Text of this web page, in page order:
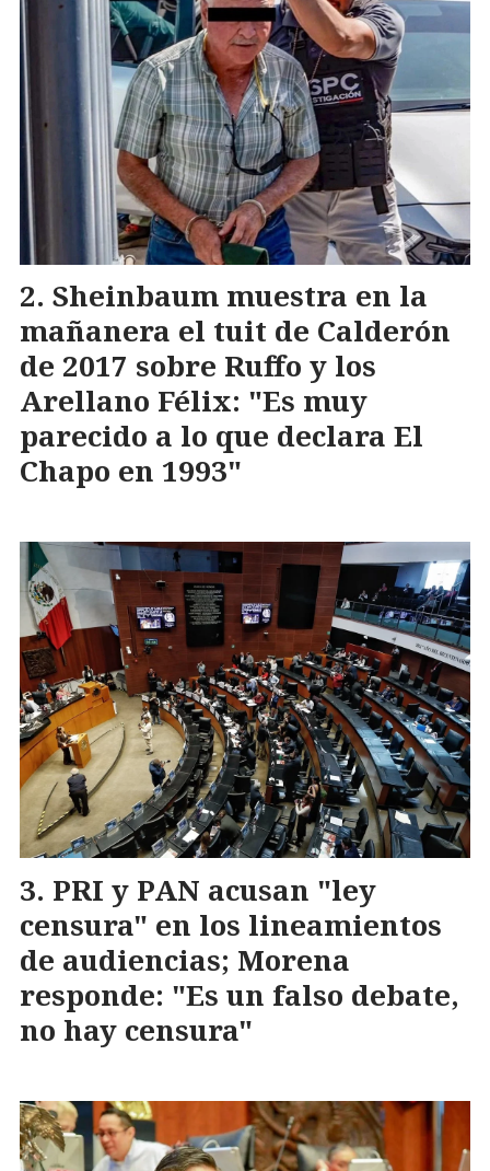
Sheinbaum muestra en la
mañanera el tuit de Calderón
de 2017 sobre Ruffo y los
Arellano Félix: "Es muy
parecido a lo que declara El
Chapo en 1993"
PRI y PAN acusan "ley
censura" en los lineamientos
de audiencias; Morena
responde: "Es un falso debate,
no hay censura"